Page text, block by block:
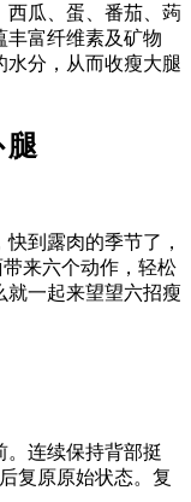
西瓜、蛋、番茄、蒟
丰富纤维素及矿物
水分，从而收瘦大腿
腿
到露肉的季节了，
来六个动作，轻松
就一起来望望六招瘦
。连续保持背部挺
复原原始状态。复